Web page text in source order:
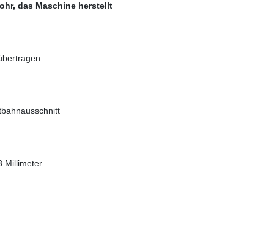
das Maschine herstellt
Millimeter